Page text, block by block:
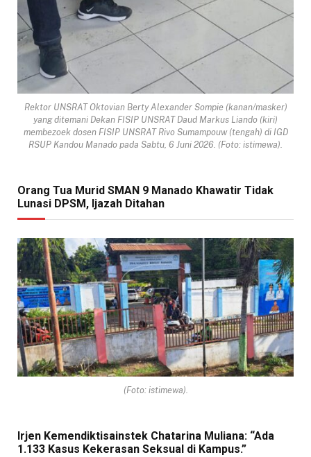
Rektor UNSRAT Oktovian Berty Alexander Sompie (kanan/masker)
yang ditemani Dekan FISIP UNSRAT Daud Markus Liando (kiri)
membezoek dosen FISIP UNSRAT Rivo Sumampouw (tengah) di IGD
RSUP Kandou Manado pada Sabtu, 6 Juni 2026. (Foto: istimewa).
Orang Tua Murid SMAN 9 Manado Khawatir Tidak
Lunasi DPSM, Ijazah Ditahan
(Foto: istimewa).
Irjen Kemendiktisainstek Chatarina Muliana: “Ada
1.133 Kasus Kekerasan Seksual di Kampus.”